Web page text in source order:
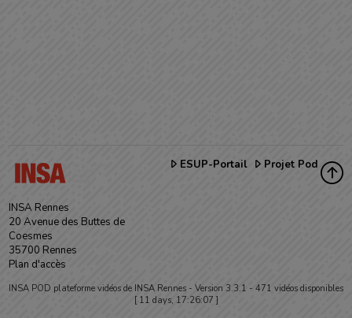
INSA Rennes
20 Avenue des Buttes de
Coesmes
35700 Rennes
Plan d'accès
ESUP-Portail Projet Pod
INSA POD plateforme vidéos de INSA Rennes - Version 3.3.1 - 471 vidéos disponibles
[ 11 days, 17:26:07 ]